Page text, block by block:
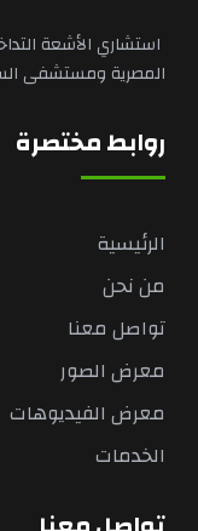
استشاري الأشعة
المصرية ومستشفى
روابط مختصرة
الرئيسية
من نحن
تواصل معنا
معرض الصور
معرض الفيديوهات
الخدمات